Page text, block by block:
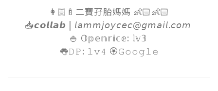
👩🏻‍🍼二寶孖胎媽媽 👶🏻👶🏻
📥𝙘𝙤𝙡𝙡𝙖𝙗 | 𝘭𝘢𝘮𝘮𝘫𝘰𝘺𝘤𝘦𝘤@𝘨𝘮𝘢𝘪𝘭.𝘤𝘰𝘮
🍚 𝕆𝕡𝕖𝕟𝕣𝕚𝕔𝕖: 𝕝𝕧𝟛
👅𝙳𝙿: 𝚕𝚟𝟺 🏵𝙶𝚘𝚘𝚐𝚕𝚎